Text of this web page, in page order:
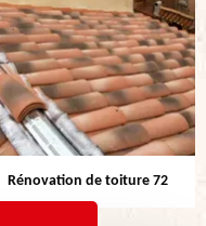
Rénovation de toiture 72